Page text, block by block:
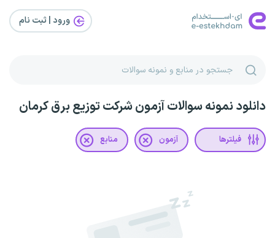
ورود | ثبت‌ نام
دانلود نمونه سوالات آزمون شرکت توزیع برق کرمان
فیلترها آزمون منابع